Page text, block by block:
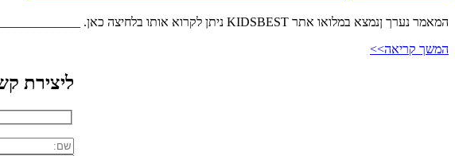
המאמר נערך ןנמצא במלואו אתר KIDSBEST ניתן לקרוא אותו בלחיצה כאן. ____________________________________________________________________ לדעת להפרד- או למה כדאי לא לברוח מללמוד […]
המשך קריאה>>
ליצירת